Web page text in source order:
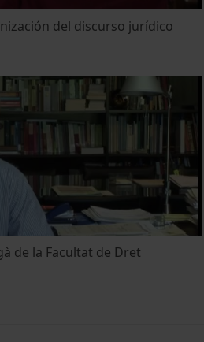
del discurso jurídico
de la Facultat de Dret